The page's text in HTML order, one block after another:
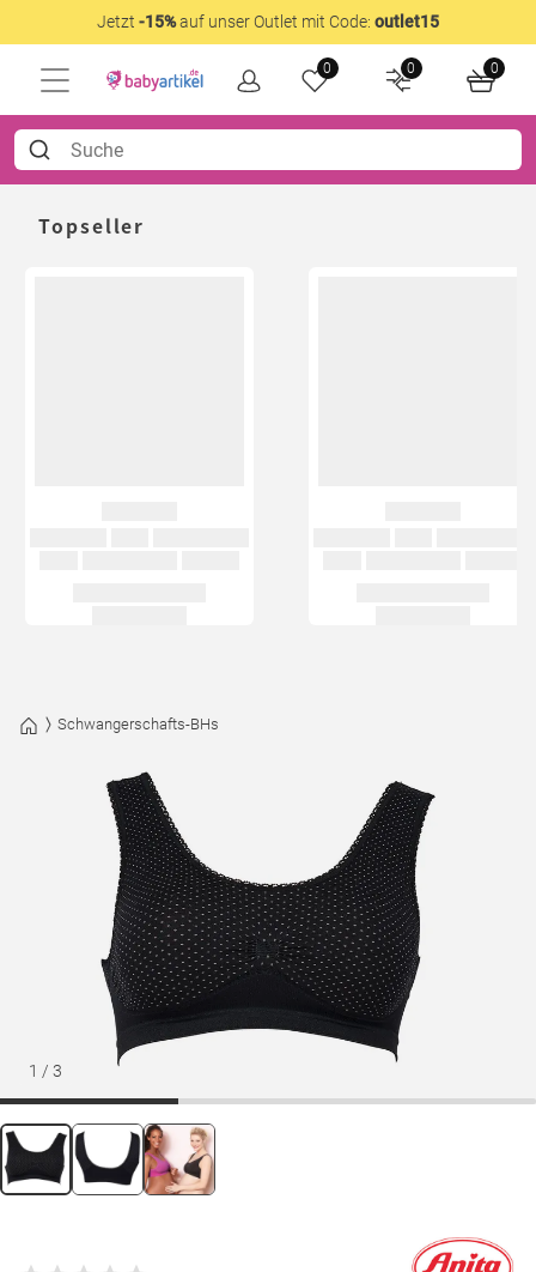
Jetzt -15%auf unser Outlet mit Code: outlet15
0 0 0
Topseller
Schwangerschafts-BHs
1 / 3